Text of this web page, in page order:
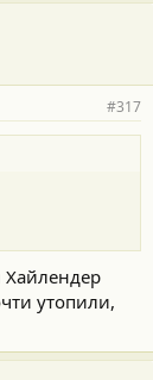
#317
утопили,